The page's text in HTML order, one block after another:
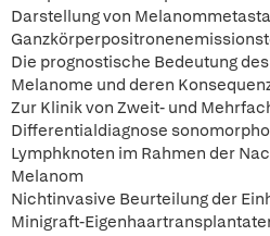
Darstellung von
Die prognostische Bedeutung
Melanome und deren
Zur Klinik von Zweit- und
Differentialdiagnose
Lymphknoten im Rahmen der
Melanom
Nichtinvasive Beurteilung der
Minigraft-